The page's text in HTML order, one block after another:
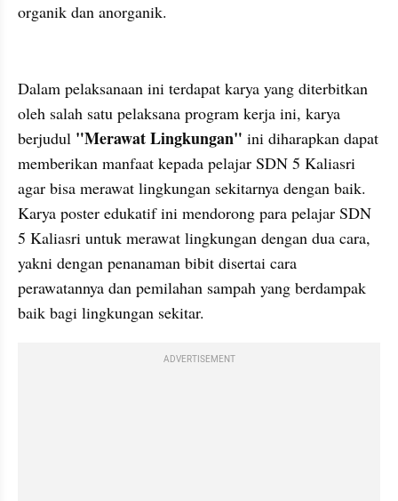
organik dan anorganik.
Dalam pelaksanaan ini terdapat karya yang diterbitkan
oleh salah satu pelaksana program kerja ini, karya
berjudul "Merawat Lingkungan" ini diharapkan dapat
memberikan manfaat kepada pelajar SDN 5 Kaliasri
agar bisa merawat lingkungan sekitarnya dengan baik.
Karya poster edukatif ini mendorong para pelajar SDN
5 Kaliasri untuk merawat lingkungan dengan dua cara,
yakni dengan penanaman bibit disertai cara
perawatannya dan pemilahan sampah yang berdampak
baik bagi lingkungan sekitar.
ADVERTISEMENT